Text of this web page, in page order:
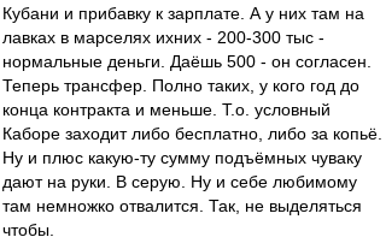
Кубани и прибавку к зарплате. А у них там на
лавках в марселях ихних - 200-300 тыс -
нормальные деньги. Даёшь 500 - он согласен.
Теперь трансфер. Полно таких, у кого год до
конца контракта и меньше. Т.о. условный
Каборе заходит либо бесплатно, либо за копьё.
Ну и плюс какую-ту сумму подъёмных чуваку
дают на руки. В серую. Ну и себе любимому
там немножко отвалится. Так, не выделяться
чтобы.